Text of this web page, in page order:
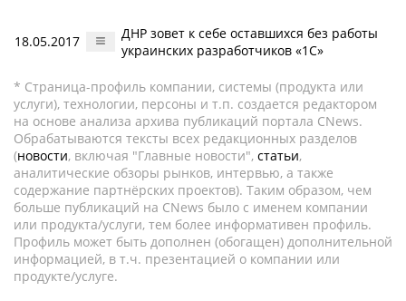
18.05.2017
ДНР зовет к себе оставшихся без работы
украинских разработчиков «1С»
* Страница-профиль компании, системы (продукта или
услуги), технологии, персоны и т.п. создается редактором
на основе анализа архива публикаций портала CNews.
Обрабатываются тексты всех редакционных разделов
(новости, включая "Главные новости", статьи,
аналитические обзоры рынков, интервью, а также
содержание партнёрских проектов). Таким образом, чем
больше публикаций на CNews было с именем компании
или продукта/услуги, тем более информативен профиль.
Профиль может быть дополнен (обогащен) дополнительной
информацией, в т.ч. презентацией о компании или
продукте/услуге.